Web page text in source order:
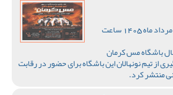
دوشنبه 12 مرداد ماه 1405 ساعت
باشگاه مس کرمان
از تیم نونهالان این باشگاه برای حضور در رقابت
منتشر کرد.